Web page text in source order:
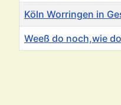
Köln Worringen in
Weeß do noch,wie